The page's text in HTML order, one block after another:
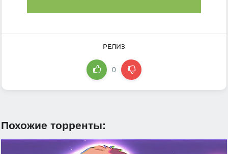
РЕЛИЗ
0
Похожие торренты: